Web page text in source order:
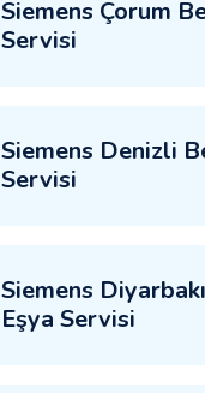
Siemens Çorum
Servisi
Siemens Denizli
Servisi
Siemens
Eşya Servisi